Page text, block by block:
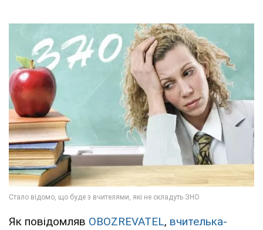
Як повідомляв OBOZREVATEL, вчителька-